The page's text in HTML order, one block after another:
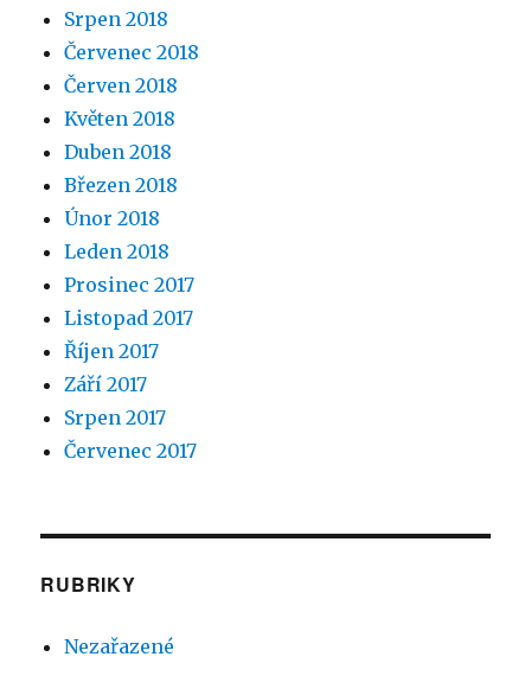
Srpen 2018
Červenec 2018
Červen 2018
Květen 2018
Duben 2018
Březen 2018
Únor 2018
Leden 2018
Prosinec 2017
Listopad 2017
Říjen 2017
Září 2017
Srpen 2017
Červenec 2017
RUBRIKY
Nezařazené